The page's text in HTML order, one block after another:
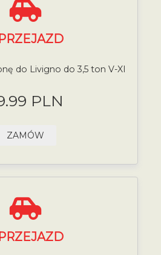
PRZEJAZD
do Livigno do 3,5 ton V-XI
PLN
ZAMÓW
PRZEJAZD